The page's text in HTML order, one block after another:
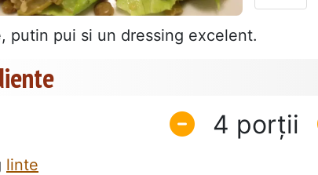
putin pui si un dressing excelent.
4
linte